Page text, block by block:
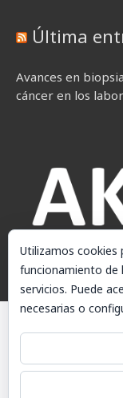
Última
Avances en
cáncer en los
© AKETXE
Utilizamos cookies
funcionamiento de
servicios. Puede
necesarias o